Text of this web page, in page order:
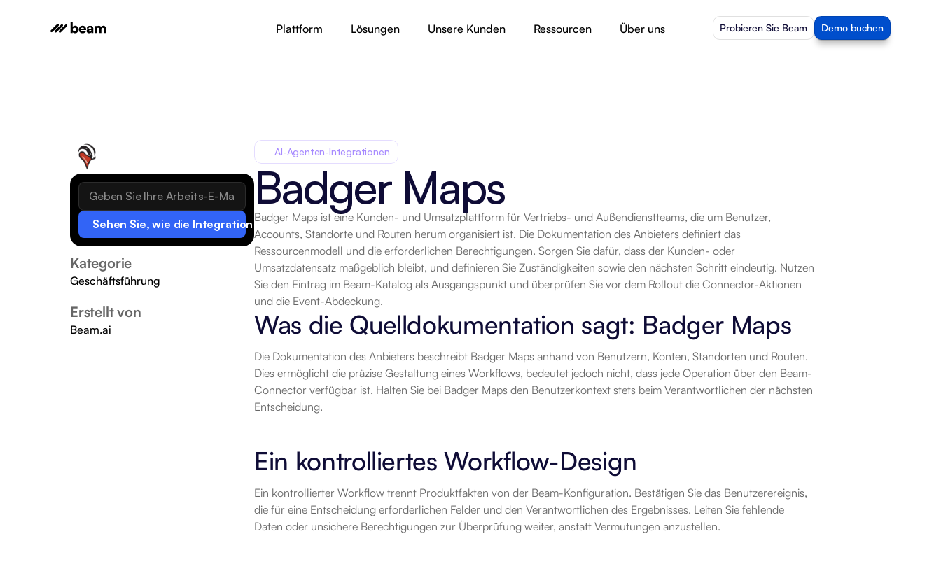
Sehen Sie, wie die Integration funktioniert
Kategorie
Geschäftsführung
Erstellt von
Beam.ai
AI-Agenten-Integrationen
Badger Maps
Badger Maps ist eine Kunden- und Umsatzplattform für Vertriebs- und Außendienstteams, die um Benutzer,
Accounts, Standorte und Routen herum organisiert ist. Die Dokumentation des Anbieters definiert das
Ressourcenmodell und die erforderlichen Berechtigungen. Sorgen Sie dafür, dass der Kunden- oder
Umsatzdatensatz maßgeblich bleibt, und definieren Sie Zuständigkeiten sowie den nächsten Schritt eindeutig. Nutzen
Sie den Eintrag im Beam-Katalog als Ausgangspunkt und überprüfen Sie vor dem Rollout die Connector-Aktionen
und die Event-Abdeckung.
Was die Quelldokumentation sagt: Badger Maps
Die Dokumentation des Anbieters beschreibt Badger Maps anhand von Benutzern, Konten, Standorten und Routen.
Dies ermöglicht die präzise Gestaltung eines Workflows, bedeutet jedoch nicht, dass jede Operation über den Beam-
Connector verfügbar ist. Halten Sie bei Badger Maps den Benutzerkontext stets beim Verantwortlichen der nächsten
Entscheidung.
Ein kontrolliertes Workflow-Design
Ein kontrollierter Workflow trennt Produktfakten von der Beam-Konfiguration. Bestätigen Sie das Benutzerereignis,
die für eine Entscheidung erforderlichen Felder und den Verantwortlichen des Ergebnisses. Leiten Sie fehlende
Daten oder unsichere Berechtigungen zur Überprüfung weiter, anstatt Vermutungen anzustellen.
Plattform Lösungen Unsere Kunden Ressourcen Über uns Probieren Sie Beam Demo buchen